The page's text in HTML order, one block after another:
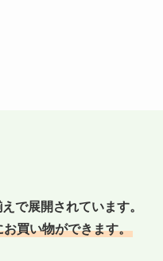
で展開されています。
お買い物ができます。